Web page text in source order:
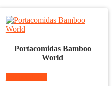
Portacomidas Bamboo
World